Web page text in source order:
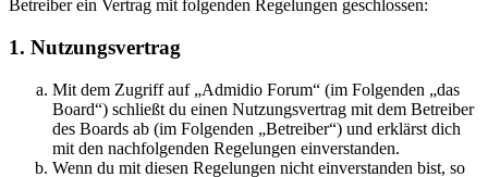
Betreiber ein Vertrag mit folgenden Regelungen geschlossen:
1. Nutzungsvertrag
Mit dem Zugriff auf „Admidio Forum“ (im Folgenden „das
Board“) schließt du einen Nutzungsvertrag mit dem Betreiber
des Boards ab (im Folgenden „Betreiber“) und erklärst dich
mit den nachfolgenden Regelungen einverstanden.
Wenn du mit diesen Regelungen nicht einverstanden bist, so